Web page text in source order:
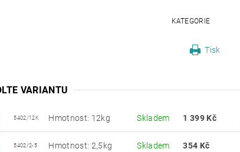
KATEGORIE
Tisk
VARIANTU
5402/12K Hmotnost: 12kg Skladem 1 399 Kč
5402/2-5 Hmotnost: 2,5kg Skladem 354 Kč